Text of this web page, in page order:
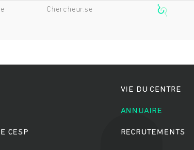
Chercheur.se
CESP
VIE DU CENTRE
ANNUAIRE
RECRUTEMENTS